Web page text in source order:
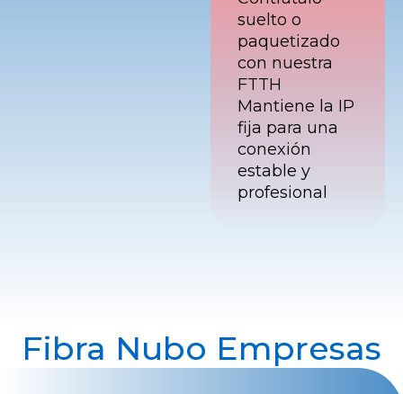
suelto o
paquetizado
con nuestra
FTTH
Mantiene la IP
fija para una
conexión
estable y
profesional
Fibra Nubo Empresas